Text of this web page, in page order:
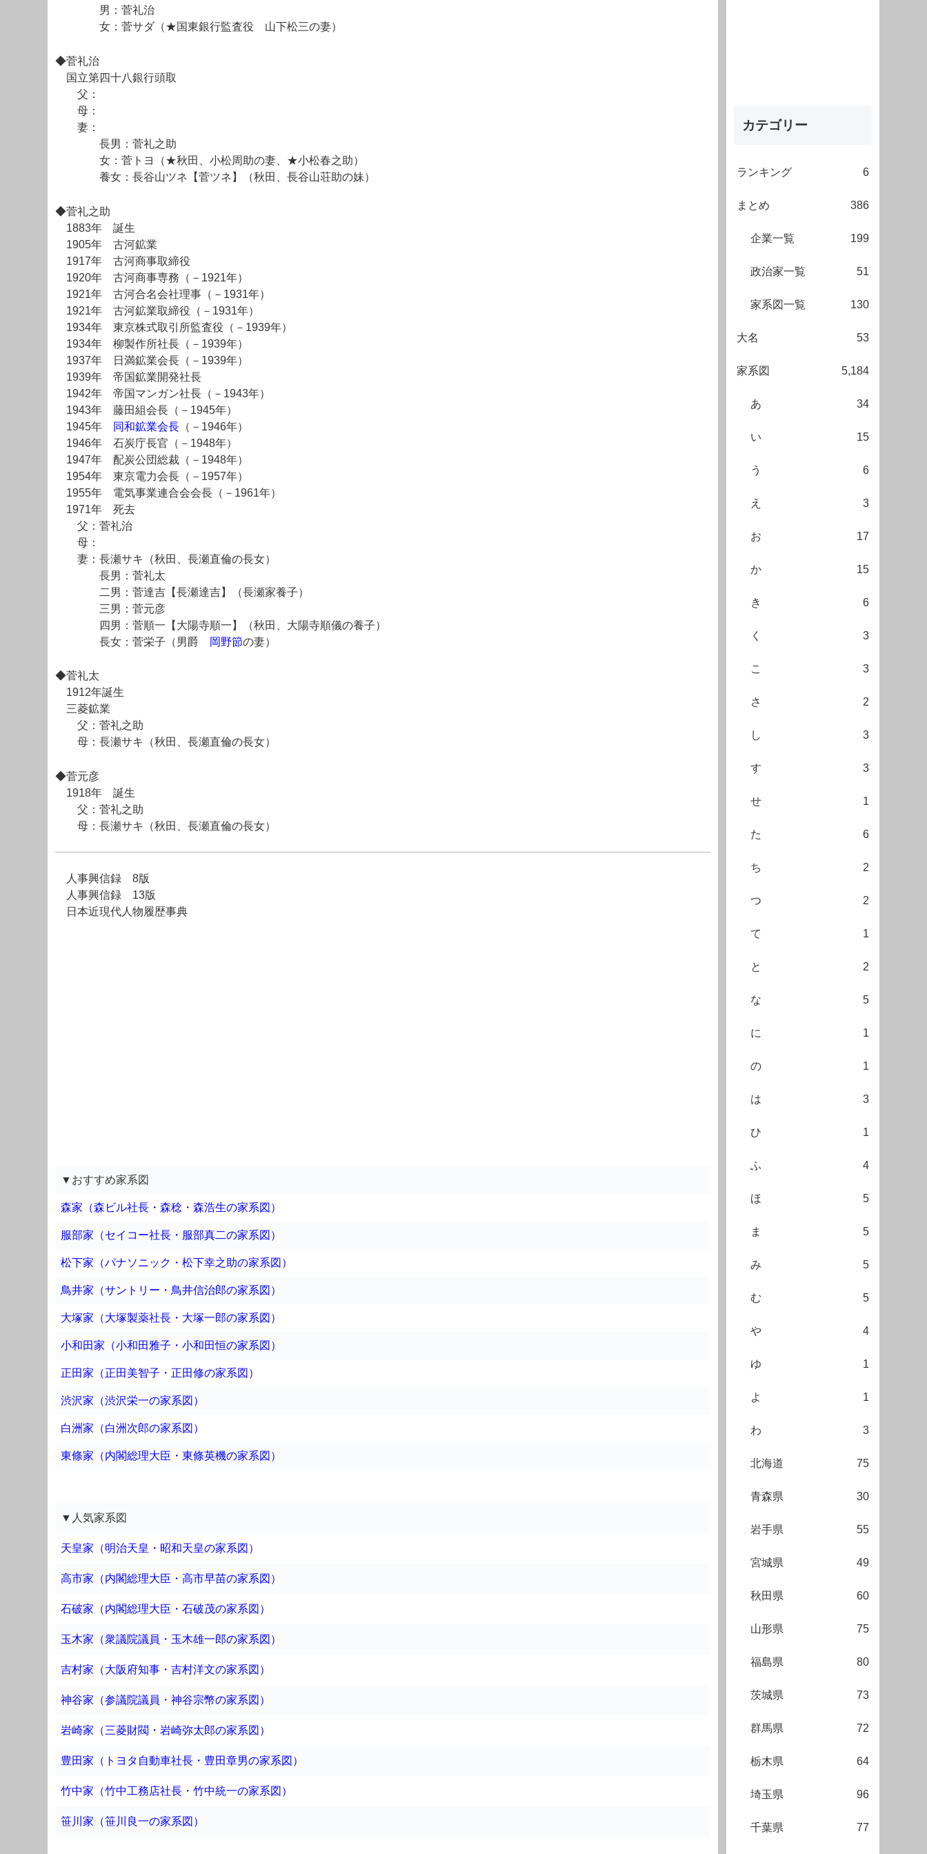
男：菅礼治
女：菅サダ（★国東銀行監査役 山下松三の妻）
◆菅礼治
国立第四十八銀行頭取
父：
母：
妻：
長男：菅礼之助
女：菅トヨ（★秋田、小松周助の妻、★小松春之助）
養女：長谷山ツネ【菅ツネ】（秋田、長谷山荘助の妹）
◆菅礼之助
1883年 誕生
1905年 古河鉱業
1917年 古河商事取締役
1920年 古河商事専務（－1921年）
1921年 古河合名会社理事（－1931年）
1921年 古河鉱業取締役（－1931年）
1934年 東京株式取引所監査役（－1939年）
1934年 柳製作所社長（－1939年）
1937年 日満鉱業会長（－1939年）
1939年 帝国鉱業開発社長
1942年 帝国マンガン社長（－1943年）
1943年 藤田組会長（－1945年）
1945年
同和鉱業会長 （－1946年）
1946年 石炭庁長官（－1948年）
1947年 配炭公団総裁（－1948年）
1954年 東京電力会長（－1957年）
1955年 電気事業連合会会長（－1961年）
1971年 死去
父：菅礼治
母：
妻：長瀬サキ（秋田、長瀬直倫の長女）
長男：菅礼太
二男：菅達吉【長瀬達吉】（長瀬家養子）
三男：菅元彦
四男：菅順一【大陽寺順一】（秋田、大陽寺順儀の養子）
長女：菅栄子（男爵
岡野節の妻）
◆菅礼太
1912年誕生
三菱鉱業
父：菅礼之助
母：長瀬サキ（秋田、長瀬直倫の長女）
◆菅元彦
1918年 誕生
父：菅礼之助
母：長瀬サキ（秋田、長瀬直倫の長女）
人事興信録 8版
人事興信録 13版
日本近現代人物履歴事典
▼おすすめ家系図
森家（森ビル社長・森稔・森浩生の家系図）
服部家（セイコー社長・服部真二の家系図）
松下家（パナソニック・松下幸之助の家系図）
鳥井家（サントリー・鳥井信治郎の家系図）
大塚家（大塚製薬社長・大塚一郎の家系図）
小和田家（小和田雅子・小和田恒の家系図）
正田家（正田美智子・正田修の家系図）
渋沢家（渋沢栄一の家系図）
白洲家（白洲次郎の家系図）
東條家（内閣総理大臣・東條英機の家系図）
▼人気家系図
天皇家（明治天皇・昭和天皇の家系図）
高市家（内閣総理大臣・高市早苗の家系図）
石破家（内閣総理大臣・石破茂の家系図）
玉木家（衆議院議員・玉木雄一郎の家系図）
吉村家（大阪府知事・吉村洋文の家系図）
神谷家（参議院議員・神谷宗幣の家系図）
岩崎家（三菱財閥・岩崎弥太郎の家系図）
豊田家（トヨタ自動車社長・豊田章男の家系図）
竹中家（竹中工務店社長・竹中統一の家系図）
笹川家（笹川良一の家系図）
カテゴリー
ランキング 6
まとめ 386
企業一覧 199
政治家一覧 51
家系図一覧 130
大名 53
家系図 5,184
あ 34
い 15
う 6
え 3
お 17
か 15
き 6
く 3
こ 3
さ 2
し 3
す 3
せ 1
た 6
ち 2
つ 2
て 1
と 2
な 5
に 1
の 1
は 3
ひ 1
ふ 4
ほ 5
ま 5
み 5
む 5
や 4
ゆ 1
よ 1
わ 3
北海道 75
青森県 30
岩手県 55
宮城県 49
秋田県 60
山形県 75
福島県 80
茨城県 73
群馬県 72
栃木県 64
埼玉県 96
千葉県 77